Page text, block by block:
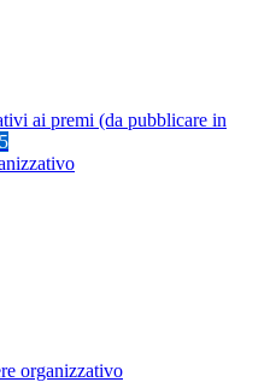
ai premi (da pubblicare in
5
organizzativo